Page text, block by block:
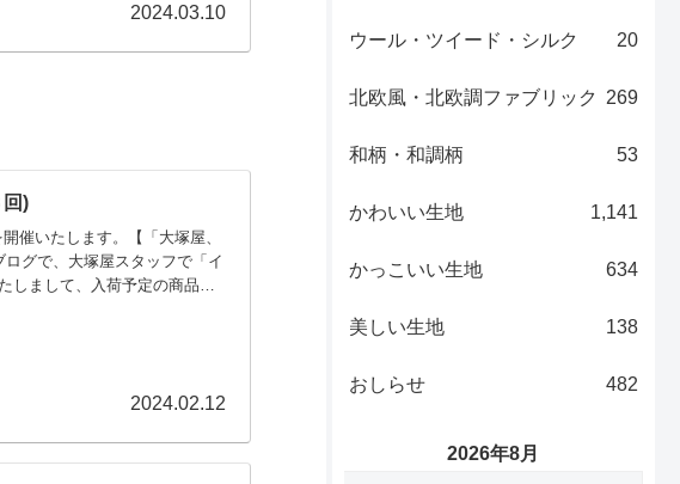
2024.03.10
)
催いたします。【「大塚屋、
グで、大塚屋スタッフで「イ
まして、入荷予定の商品の
2024.02.12
ウール・ツイード・シルク 20
北欧風・北欧調ファブリック 269
和柄・和調柄 53
かわいい生地 1,141
かっこいい生地 634
美しい生地 138
おしらせ 482
2026年8月